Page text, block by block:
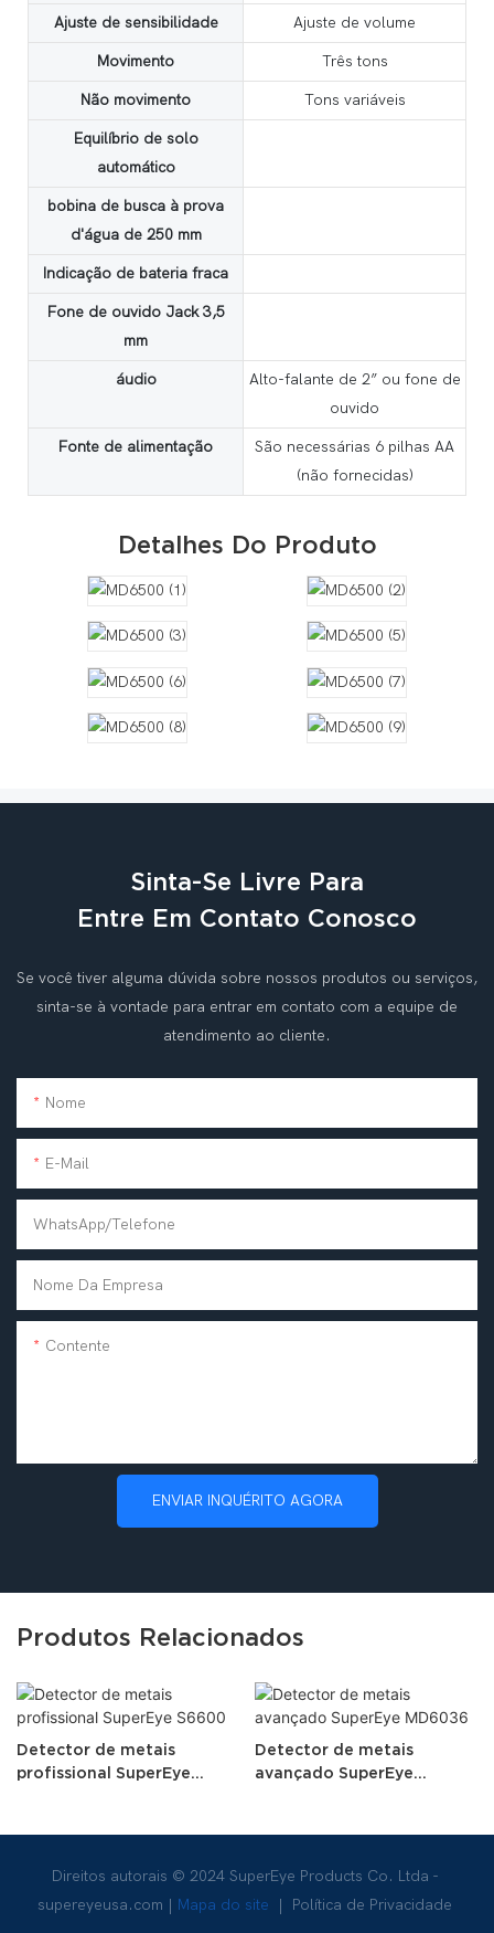
Ajuste de sensibilidade Ajuste de volume
Movimento Três tons
Não movimento Tons variáveis
Equilíbrio de solo
automático
bobina de busca à prova
d'água de 250 mm
Indicação de bateria fraca
Fone de ouvido Jack 3,5
mm
áudio
Alto-falante de 2” ou fone de
ouvido
Fonte de alimentação
São necessárias 6 pilhas AA
(não fornecidas)
Detalhes Do Produto
Sinta-Se Livre Para
Entre Em Contato Conosco
Se você tiver alguma dúvida sobre nossos produtos ou serviços,
sinta-se à vontade para entrar em contato com a equipe de
atendimento ao cliente.
Nome
E-Mail
WhatsApp/telefone
Nome Da Empresa
Contente
ENVIAR INQUÉRITO AGORA
Produtos Relacionados
Detector de metais
profissional SuperEye
Detector de metais
avançado SuperEye
Direitos autorais © 2024 SuperEye Products Co. Ltda -
supereyeusa.com | Mapa do site | Política de Privacidade